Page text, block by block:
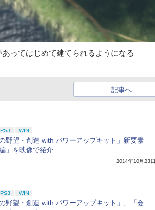
ってはじめて建てられるようになる
記事へ
PS3 WIN
の野望・創造 with パワーアップキット」新要素
編」を映像で紹介
2014年10月23日
PS3 WIN
の野望・創造 with パワーアップキット」、「会